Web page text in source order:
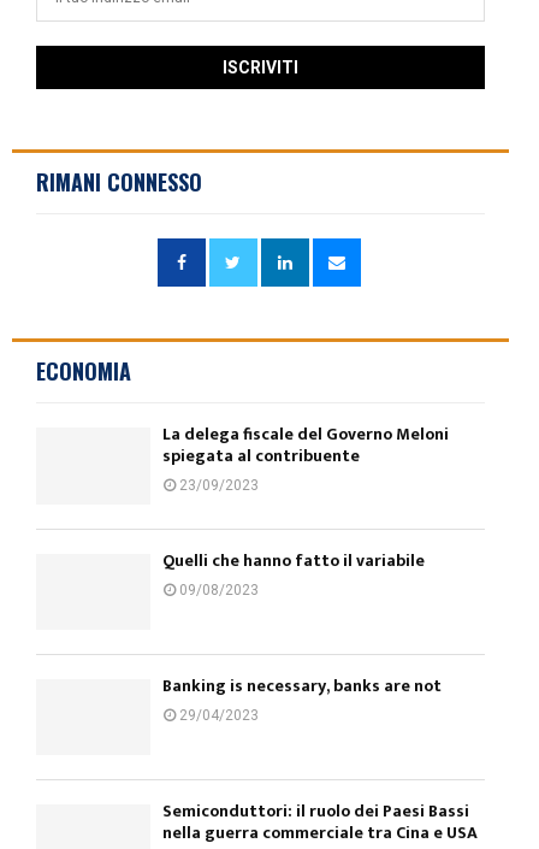
RIMANI CONNESSO
ECONOMIA
La delega fiscale del Governo Meloni
spiegata al contribuente
23/09/2023
Quelli che hanno fatto il variabile
09/08/2023
Banking is necessary, banks are not
29/04/2023
Semiconduttori: il ruolo dei Paesi Bassi
nella guerra commerciale tra Cina e USA